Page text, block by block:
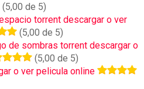
(5,00 de 5)
torrent descargar o ver
(5,00 de 5)
de sombras torrent descargar o
(5,00 de 5)
o ver pelicula online